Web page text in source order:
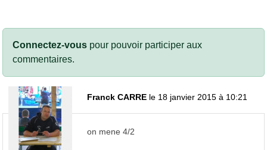
Connectez-vous pour pouvoir participer aux
commentaires.
Franck CARRE le 18 janvier 2015 à 10:21
on mene 4/2